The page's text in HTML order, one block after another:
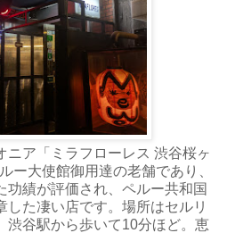
ニア「ミラフローレス 渋谷桜ヶ
ー大使館御用達の老舗であり、
功績が評価され、ペルー共和国
した凄い店です。場所はセルリ
渋谷駅から歩いて10分ほど。恵